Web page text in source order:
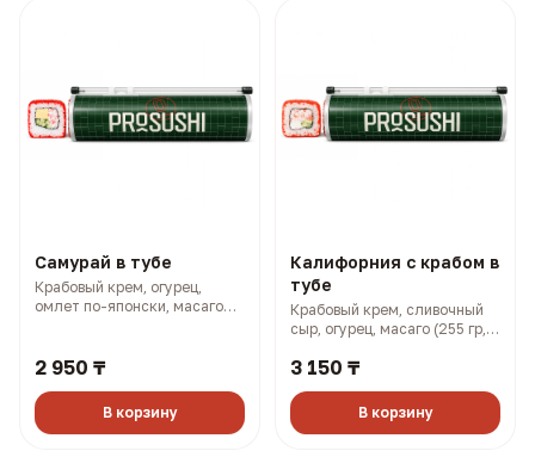
Самурай в тубе
Крабовый крем, огурец,
омлет по-японски, масаго
2 950 ₸
В корзину
Калифорния с крабом в
тубе
Крабовый крем, сливочный
сыр, огурец, масаго (255 гр,
3 150 ₸
В корзину